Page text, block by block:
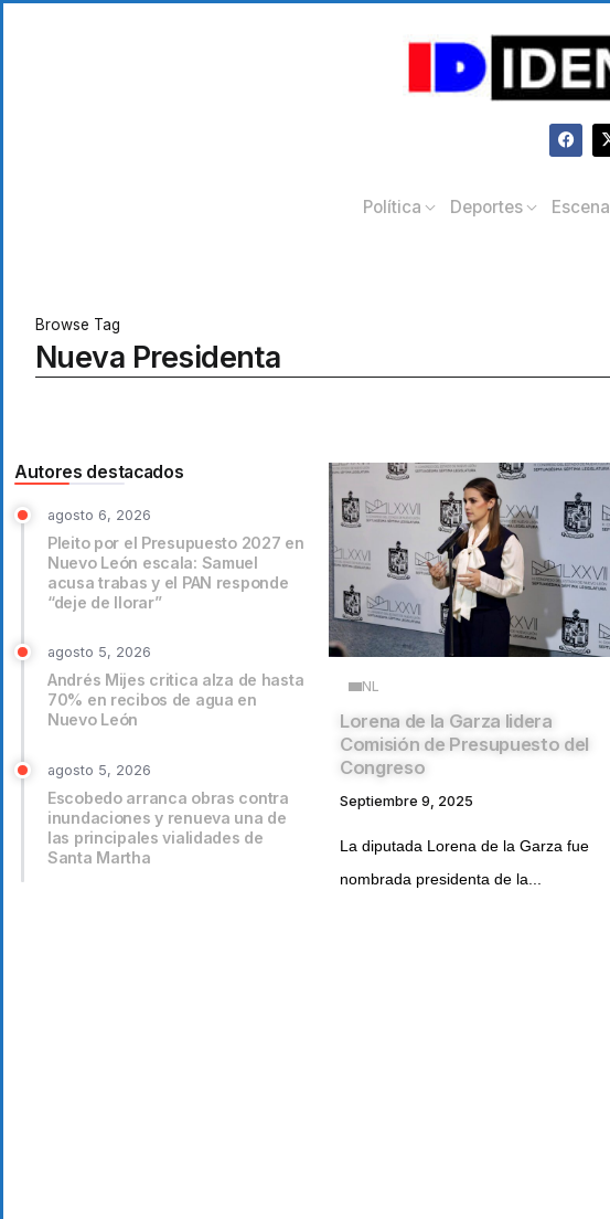
Política Deportes Escena
Browse Tag
Nueva Presidenta
Autores destacados
agosto 6, 2026
Pleito por el Presupuesto 2027 en
Nuevo León escala: Samuel
acusa trabas y el PAN responde
“deje de llorar”
agosto 5, 2026
Andrés Mijes critica alza de hasta
70% en recibos de agua en
Nuevo León
agosto 5, 2026
Escobedo arranca obras contra
inundaciones y renueva una de
las principales vialidades de
Santa Martha
NL
Lorena de la Garza lidera
Comisión de Presupuesto del
Congreso
Septiembre 9, 2025
La diputada Lorena de la Garza fue
nombrada presidenta de la...